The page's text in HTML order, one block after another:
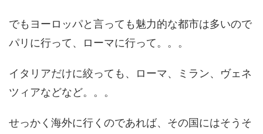
でもヨーロッパと言っても魅力的な都市は多いので
パリに行って、ローマに行って。。。
イタリアだけに絞っても、ローマ、ミラン、ヴェネ
ツィアなどなど。。。
せっかく海外に行くのであれば、その国にはそうそ